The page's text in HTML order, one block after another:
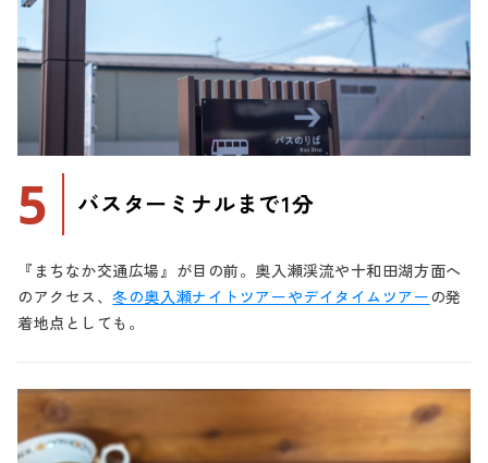
5 バスターミナルまで1分
『まちなか交通広場』が目の前。奥入瀬渓流や十和田湖方面へ
のアクセス、冬の奥入瀬ナイトツアーやデイタイムツアーの発
着地点としても。